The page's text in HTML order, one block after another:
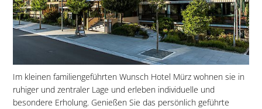
Im kleinen familiengeführten Wunsch Hotel Mürz wohnen sie in
ruhiger und zentraler Lage und erleben individuelle und
besondere Erholung. Genießen Sie das persönlich geführte